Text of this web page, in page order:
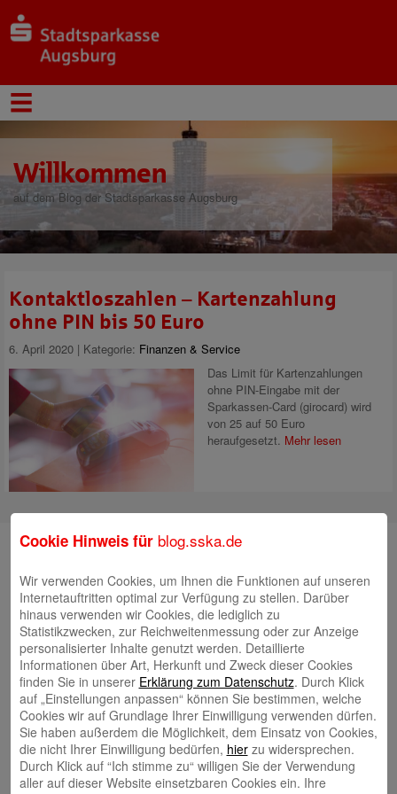
Willkommen
auf dem Blog der Stadtsparkasse Augsburg
Kontaktloszahlen – Kartenzahlung
ohne PIN bis 50 Euro
6. April 2020 | Kategorie: Finanzen & Service
Das Limit für Kartenzahlungen
ohne PIN-Eingabe mit der
Sparkassen-Card (girocard) wird
von 25 auf 50 Euro
heraufgesetzt. Mehr lesen
Suche
Neueste Beiträge
Radlkonvoi des FFH feiert Einweihung des neuen
Campus Nord 5. August 2026
Willkommen bei Kinder im Mittelpunkt e.V. 24. Juli 2026
Tierische Erlebnisse, Bewegung und Begegnungen –
Zootag der Stadtsparkasse Augsburg begeistert rund
2.500 Besucherinnen und Besucher 22. Juli 2026
Cookie Hinweis für blog.sska.de
Wir verwenden Cookies, um Ihnen die Funktionen auf unseren
Internetauftritten optimal zur Verfügung zu stellen. Darüber
hinaus verwenden wir Cookies, die lediglich zu
Statistikzwecken, zur Reichweitenmessung oder zur Anzeige
personalisierter Inhalte genutzt werden. Detaillierte
Informationen über Art, Herkunft und Zweck dieser Cookies
finden Sie in unserer Erklärung zum Datenschutz. Durch Klick
auf „Einstellungen anpassen“ können Sie bestimmen, welche
Cookies wir auf Grundlage Ihrer Einwilligung verwenden dürfen.
Sie haben außerdem die Möglichkeit, dem Einsatz von Cookies,
die nicht Ihrer Einwilligung bedürfen, hierzu widersprechen.
Durch Klick auf “Ich stimme zu“ willigen Sie der Verwendung
aller auf dieser Website einsetzbaren Cookies ein. Ihre